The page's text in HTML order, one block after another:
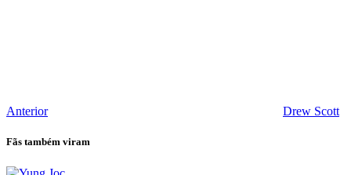
Anterior Drew Scott
Fãs também viram